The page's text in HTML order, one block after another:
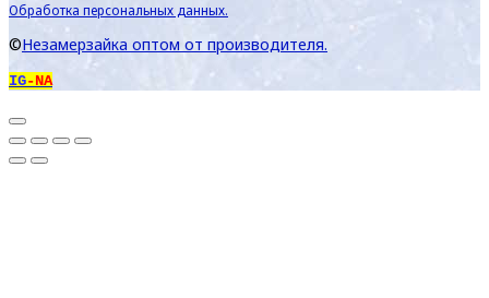
Обработка персональных данных.
©Незамерзайка оптом от производителя.
IG-NA